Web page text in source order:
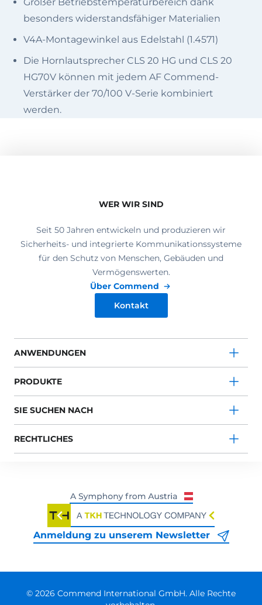
besonders widerstandsfähiger Materialien
V4A-Montagewinkel aus Edelstahl (1.4571)
Die Hornlautsprecher CLS 20 HG und CLS 20
HG70V können mit jedem AF Commend-
Verstärker der 70/100 V-Serie kombiniert
werden.
WER WIR SIND
Seit 50 Jahren entwickeln und produzieren wir
Sicherheits- und integrierte Kommunikationssysteme
für den Schutz von Menschen, Gebäuden und
Vermögenswerten.
Über Commend
Kontakt
ANWENDUNGEN
PRODUKTE
SIE SUCHEN NACH
RECHTLICHES
Anmeldung zu unserem Newsletter
© 2026 Commend International GmbH. Alle Rechte